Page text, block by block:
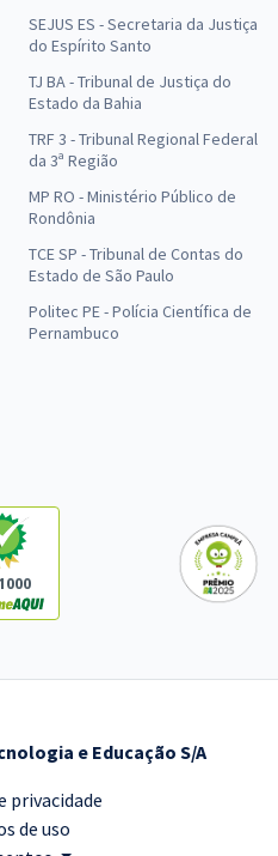
SEJUS ES - Secretaria da Justiça
do Espírito Santo
TJ BA - Tribunal de Justiça do
Estado da Bahia
TRF 3 - Tribunal Regional Federal
da 3ª Região
MP RO - Ministério Público de
Rondônia
TCE SP - Tribunal de Contas do
Estado de São Paulo
Politec PE - Polícia Científica de
Pernambuco
e Educação S/A
privacidade
de uso